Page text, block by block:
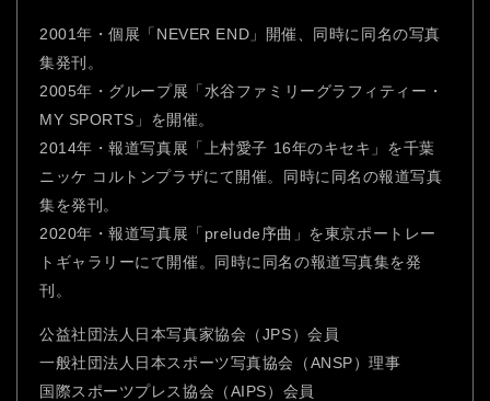
2001年・個展「NEVER END」開催、同時に同名の写真
集発刊。
2005年・グループ展「水谷ファミリーグラフィティー・
MY SPORTS」を開催。
2014年・報道写真展「上村愛子 16年のキセキ」を千葉
ニッケ コルトンプラザにて開催。同時に同名の報道写真
集を発刊。
2020年・報道写真展「prelude序曲」を東京ポートレー
トギャラリーにて開催。同時に同名の報道写真集を発
刊。
公益社団法人日本写真家協会（JPS）会員
一般社団法人日本スポーツ写真協会（ANSP）理事
国際スポーツプレス協会（AIPS）会員